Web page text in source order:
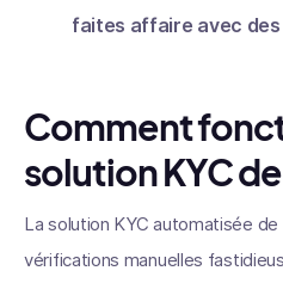
faites affaire avec
Comment
solution KYC de
La solution KYC automatisée de
vérifications manuelles